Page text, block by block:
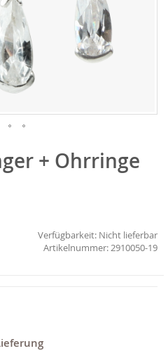
+ Ohrringe
Verfügbarkeit: Nicht lieferbar
2910050-19